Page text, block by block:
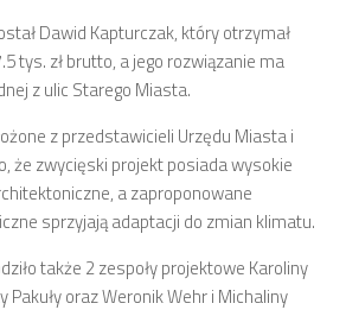
Dawid Kapturczak, który otrzymał
tys. zł brutto, a jego rozwiązanie ma
z ulic Starego Miasta.
z przedstawicieli Urzędu Miasta i
że zwycięski projekt posiada wysokie
a zaproponowane
sprzyjają adaptacji do zmian klimatu.
także 2 zespoły projektowe Karoliny
Pakuły oraz Weronik Wehr i Michaliny